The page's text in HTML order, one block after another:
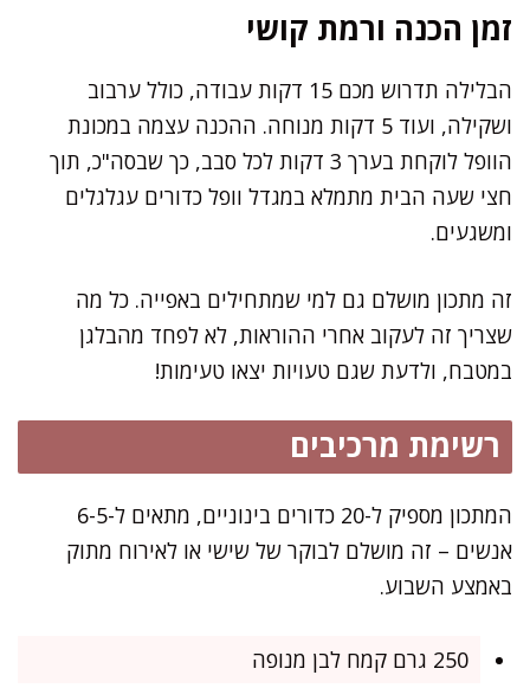
זמן הכנה ורמת קושי
הבלילה תדרוש מכם 15 דקות עבודה, כולל ערבוב
ושקילה, ועוד 5 דקות מנוחה. ההכנה עצמה במכונת
הוופל לוקחת בערך 3 דקות לכל סבב, כך שבסה"כ, תוך
חצי שעה הבית מתמלא במגדל וופל כדורים עגלגלים
ומשגעים.
זה מתכון מושלם גם למי שמתחילים באפייה. כל מה
שצריך זה לעקוב אחרי ההוראות, לא לפחד מהבלגן
במטבח, ולדעת שגם טעויות יצאו טעימות!
רשימת מרכיבים
המתכון מספיק ל-20 כדורים בינוניים, מתאים ל-6-5
אנשים – זה מושלם לבוקר של שישי או לאירוח מתוק
באמצע השבוע.
250 גרם קמח לבן מנופה